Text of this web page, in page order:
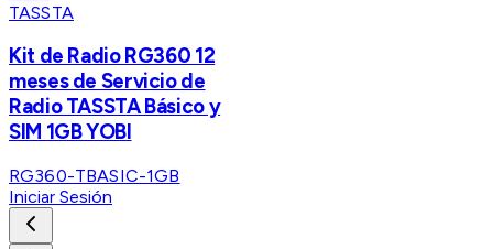
TASSTA
Kit de Radio RG360 12
meses de Servicio de
Radio TASSTA Básico y
SIM 1GB YOBI
RG360-TBASIC-1GB
Iniciar Sesión